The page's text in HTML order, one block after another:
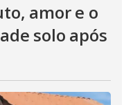
amor e o
solo após